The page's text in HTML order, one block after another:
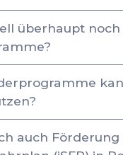
überhaupt
auch Förderung